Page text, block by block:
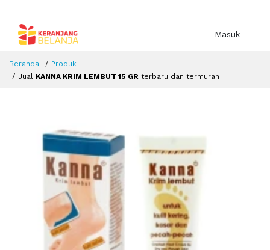
Masuk
Beranda
Produk
Jual KANNA KRIM LEMBUT 15 GR terbaru dan termurah